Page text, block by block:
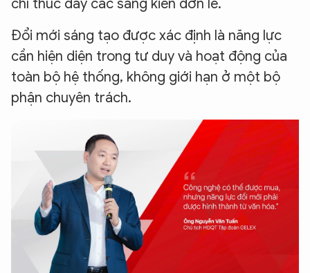
chỉ thúc đẩy các sáng kiến đơn lẻ.
Đổi mới sáng tạo được xác định là năng lực
cần hiện diện trong tư duy và hoạt động của
toàn bộ hệ thống, không giới hạn ở một bộ
phận chuyên trách.
XIN CHÀO,
TÔI LÀ CHATBOT CỦA